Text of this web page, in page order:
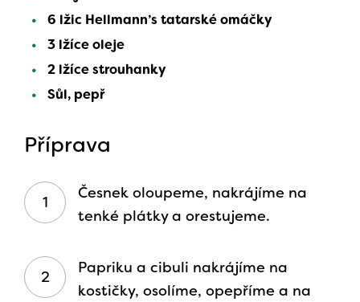
6 lžic Hellmann’s tatarské omáčky
3 lžíce oleje
2 lžíce strouhanky
Sůl, pepř
Příprava
Česnek oloupeme, nakrájíme na
tenké plátky a orestujeme.
Papriku a cibuli nakrájíme na
kostičky, osolíme, opepříme a na